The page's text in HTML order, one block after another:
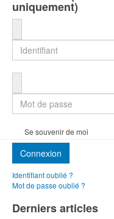
uniquement)
Se souvenir de moi
Connexion
Identifiant oublié ?
Mot de passe oublié ?
Derniers articles